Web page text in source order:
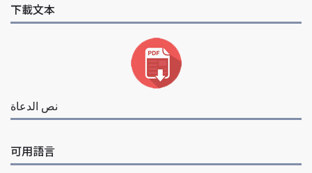
下載文本
نص الدعاة
可用語言